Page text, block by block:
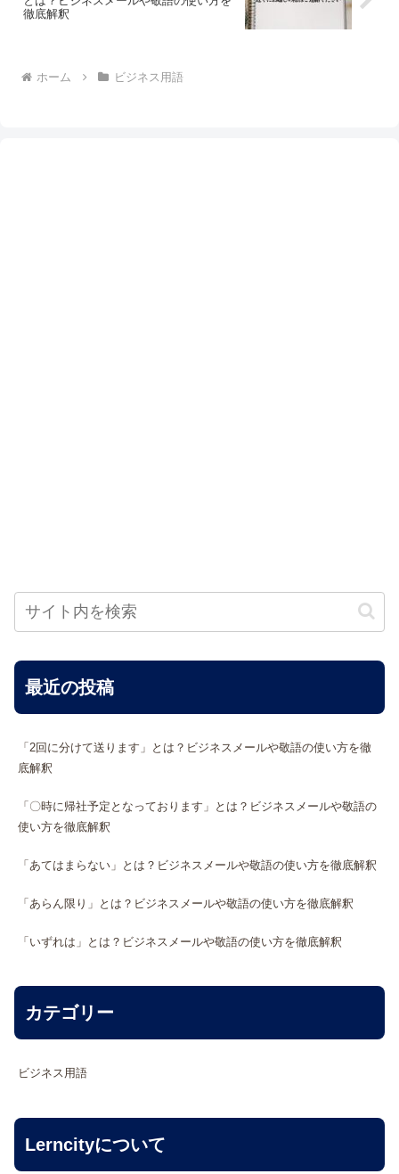
徹底解釈
ホーム ビジネス用語
最近の投稿
「2回に分けて送ります」とは？ビジネスメールや敬語の使い方を徹
底解釈
「〇時に帰社予定となっております」とは？ビジネスメールや敬語の
使い方を徹底解釈
「あてはまらない」とは？ビジネスメールや敬語の使い方を徹底解釈
「あらん限り」とは？ビジネスメールや敬語の使い方を徹底解釈
「いずれは」とは？ビジネスメールや敬語の使い方を徹底解釈
カテゴリー
ビジネス用語
Lerncityについて